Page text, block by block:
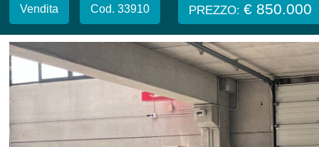
Vendita Cod. 33910 PREZZO:€ 850.000